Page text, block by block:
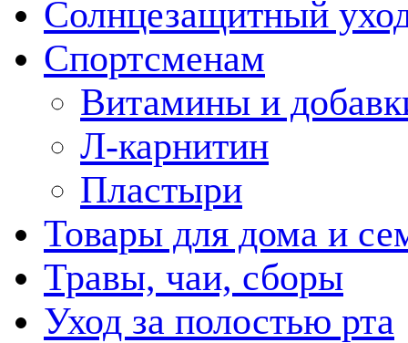
Солнцезащитный
Спортсменам
Витамины и
Л-карнитин
Пластыри
Товары для дома и
Травы, чаи, сборы
Уход за полостью рта